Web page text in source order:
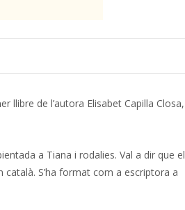
llibre de l’autora Elisabet Capilla Closa,
a Tiana i rodalies. Val a dir que el
S’ha format com a escriptora a